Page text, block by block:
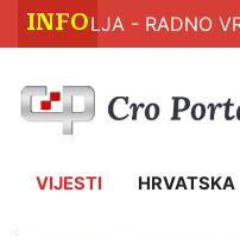
INFO- RADNO VRIJEME
VIJESTI HRVATSKA